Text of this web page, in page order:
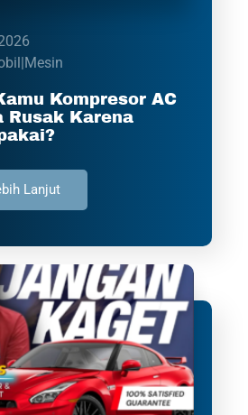
|Mesin
Kompresor AC
Rusak Karena
Lanjut